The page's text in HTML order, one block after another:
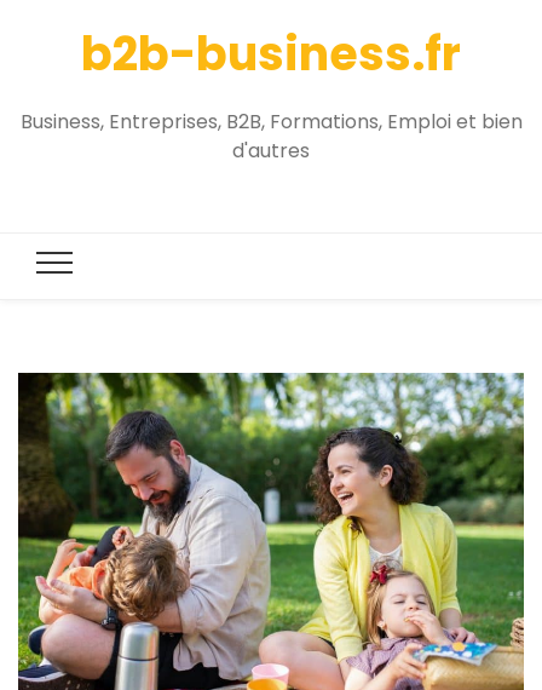
b2b-business.fr
Business, Entreprises, B2B, Formations, Emploi et bien
d'autres